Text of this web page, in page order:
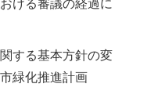
ける審議の経過に
する基本方針の変
緑化推進計画